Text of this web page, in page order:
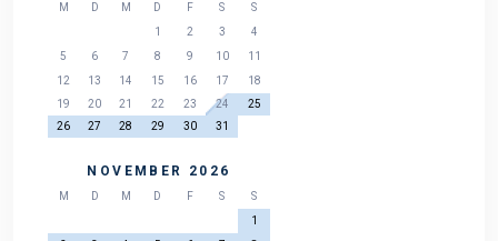
M D M D F S
S
1
2 3
4
5
6 7 8 9 10
11
12
13 14 15 16 17
18
19
20 21 22 23 24
25
26
27 28 29 30 31
NOVEMBER 2026
M D M D F S
S
1